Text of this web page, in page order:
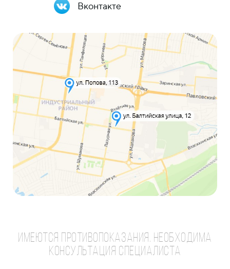
Вконтакте
ИМЕЮТСЯ ПРОТИВОПОКАЗАНИЯ. НЕОБХОДИМА
КОНСУЛЬТАЦИЯ СПЕЦИАЛИСТА